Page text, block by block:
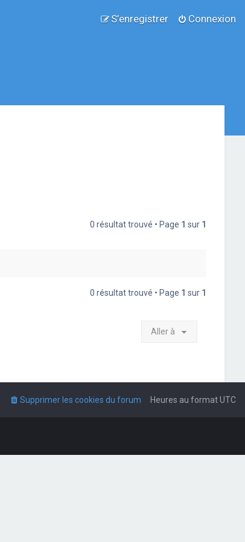
Connexion
S’enregistrer
0 résultat trouvé • Page 1 sur 1
0 résultat trouvé • Page 1 sur 1
Aller à
Heures au formatUTC
Supprimer les cookies du forum